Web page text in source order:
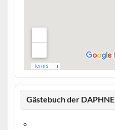
Gästebuch der DAPHNE